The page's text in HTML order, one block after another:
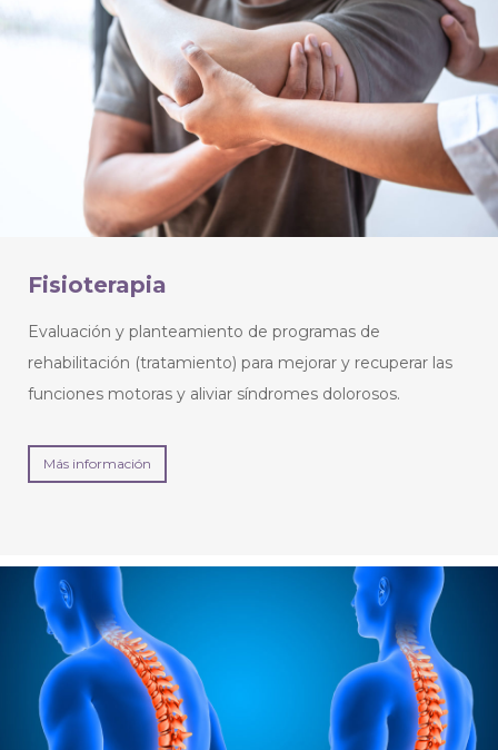
Fisioterapia
Evaluación y planteamiento de programas de
rehabilitación (tratamiento) para mejorar y recuperar las
funciones motoras y aliviar síndromes dolorosos.
Más información